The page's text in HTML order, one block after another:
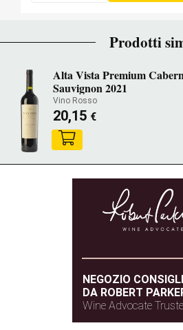
Prodotti
Alta Vista Premium
Sauvignon 2021
Vino Rosso
20,15 €
NEGOZIO
DA ROBERT
Wine Advocate